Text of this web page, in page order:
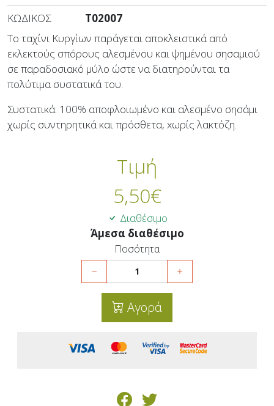
ΚΩΔΙΚΌΣ
T02007
Το ταχίνι Κυργίων παράγεται αποκλειστικά από
εκλεκτούς σπόρους αλεσμένου και ψημένου σησαμιού
σε παραδοσιακό μύλο ώστε να διατηρούνται τα
πολύτιμα συστατικά του.
Συστατικά: 100% αποφλοιωμένο και αλεσμένο σησάμι
χωρίς συντηρητικά και πρόσθετα, xωρίς λακτόζη.
Τιμή
5,50€
Διαθέσιμο
Άμεσα διαθέσιμο
Ποσότητα
Αγορά